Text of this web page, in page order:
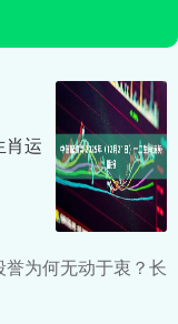
肖运
为何无动于衷？长